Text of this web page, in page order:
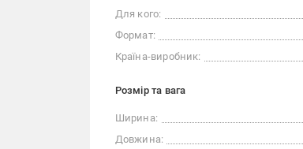
Для кого:
Формат:
Країна-виробник:
Розмір та вага
Ширина:
Довжина: